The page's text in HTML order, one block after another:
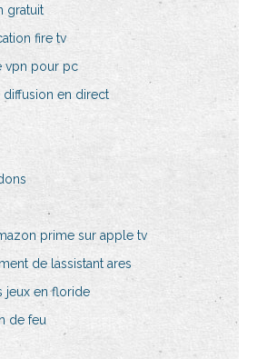
gratuit
fire tv
vpn pour pc
diffusion en direct
prime sur apple tv
de lassistant ares
jeux en floride
de feu